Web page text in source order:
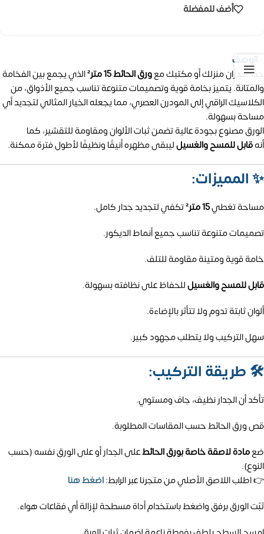
أضف للمفضلة
الوصف
جدّد جدران منزلك أو مكتبك معورق الحائط 15 متر²
الذي يجمع بين الفخامة
والمتانة. يتميز بخامة قوية وتصميمات متنوعة تناسب جميع الأذواق، من
الكلاسيك الراقي إلى المودرن العصري، مما يجعله الخيار المثالي لتجديد أي
مساحة بسهولة.
الورق مصنوع بجودة عالية تضمن ثبات الألوان ومقاومة للتقشير، كما
أنهقابل للمسح والغسيلليبقى مظهره أنيقًا ونظيفًا لأطول فترة ممكنة.
✨المميزات:
مساحة تغطي15 متر²
تكفي لتجديد جدار كامل.
تصميمات متنوعة تناسب جميع أنماط الديكور.
خامة قوية ومتينة مقاومة للتلف.
قابل للمسح والغسيلللحفاظ على نظافته بسهولة.
ألوان ثابتة تدوم ولا تتأثر بالإضاءة.
سهل التركيب ولا يتطلب مجهود كبير.
🛠️ طريقة التركيب:
تأكد أن الجدار نظيف، جاف ومستوي.
قص ورق الحائط حسب المقاسات المطلوبة.
ضعمادة لاصقة خاصة بورق الحائطعلى الجدار أو على الورق نفسه (حسب
النوع).
👉 اطلب اللاصق الأصلي من متجرنا عبر الرابط:اضغط هنا
ثبّت الورق برفق واضغط باستخدام أداة مسطحة لإزالة أي فقاعات هواء.